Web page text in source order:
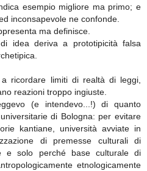
esempio migliore ma primo; e
inconsapevole ne confonde.
ma definisce.
idea deriva a prototipicità falsa
ricordare limiti di realtà di leggi,
reazioni troppo ingiuste.
(e intendevo...!) di quanto
di Bologna: per evitare
kantiane, università avviate in
di premesse culturali di
e solo perché base culturale di
etnologicamente